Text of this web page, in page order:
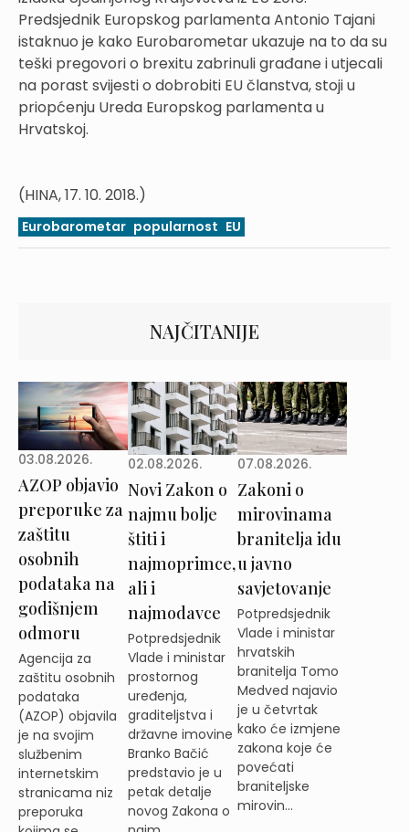
Predsjednik Europskog parlamenta Antonio Tajani
istaknuo je kako Eurobarometar ukazuje na to da su
teški pregovori o brexitu zabrinuli građane i utjecali
na porast svijesti o dobrobiti EU članstva, stoji u
priopćenju Ureda Europskog parlamenta u
Hrvatskoj.
(HINA, 17. 10. 2018.)
Eurobarometar popularnost EU
NAJČITANIJE
03.08.2026.
AZOP objavio
preporuke za
zaštitu
osobnih
podataka na
godišnjem
odmoru
Agencija za
zaštitu osobnih
podataka
(AZOP) objavila
je na svojim
službenim
internetskim
stranicama niz
preporuka
02.08.2026.
Novi Zakon o
najmu bolje
štiti i
najmoprimce,
ali i
najmodavce
Potpredsjednik
Vlade i ministar
prostornog
uređenja,
graditeljstva i
državne imovine
Branko Bačić
predstavio je u
petak detalje
novog Zakona o
07.08.2026.
Zakoni o
mirovinama
branitelja idu
u javno
savjetovanje
Potpredsjednik
Vlade i ministar
hrvatskih
branitelja Tomo
Medved najavio
je u četvrtak
kako će izmjene
zakona koje će
povećati
braniteljske
mirovin...